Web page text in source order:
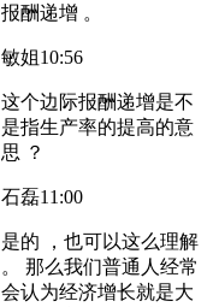
报酬递增 。
敏姐10:56
这个边际报酬递增是不
是指生产率的提高的意
思 ？
石磊11:00
是的 ，也可以这么理解
。 那么我们普通人经常
会认为经济增长就是大